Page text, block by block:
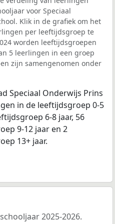
voor Speciaal
Klik in de grafiek om het
per leeftijdsgroep te
worden leeftijdsgroepen
5 leerlingen in een groep
zijn samengenomen onder
Speciaal Onderwijs Prins
in de leeftijdsgroep 0-5
6-8 jaar, 56
9-12 jaar en 2
13+ jaar.
2025-2026.